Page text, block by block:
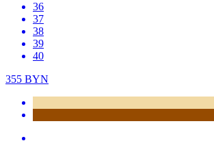
36
37
38
39
40
355 BYN